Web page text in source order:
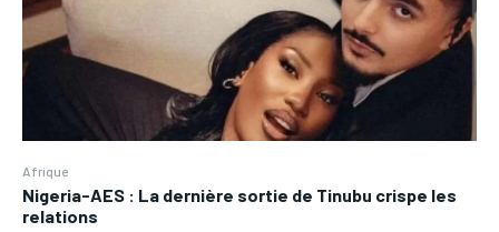
Afrique
Nigeria-AES : La dernière sortie de Tinubu crispe les
relations